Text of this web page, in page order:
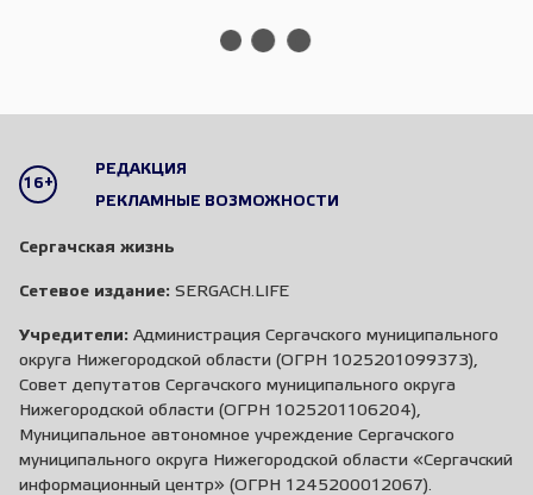
16+
РЕДАКЦИЯ
РЕКЛАМНЫЕ ВОЗМОЖНОСТИ
Сергачская жизнь
Сетевое издание: SERGACH.LIFE
Учредители: Администрация Сергачского муниципального
округа Нижегородской области (ОГРН 1025201099373),
Совет депутатов Сергачского муниципального округа
Нижегородской области (ОГРН 1025201106204),
Муниципальное автономное учреждение Сергачского
муниципального округа Нижегородской области «Сергачский
информационный центр» (ОГРН 1245200012067).